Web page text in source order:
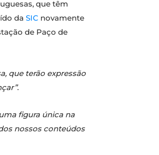
que têm
da SIC novamente
de Paço de
que terão expressão
.
figura única na
nossos conteúdos